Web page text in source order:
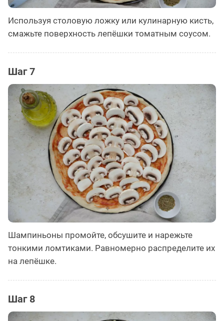
Используя столовую ложку или кулинарную кисть,
смажьте поверхность лепёшки томатным соусом.
Шаг 7
Шампиньоны промойте, обсушите и нарежьте
тонкими ломтиками. Равномерно распределите их
на лепёшке.
Шаг 8